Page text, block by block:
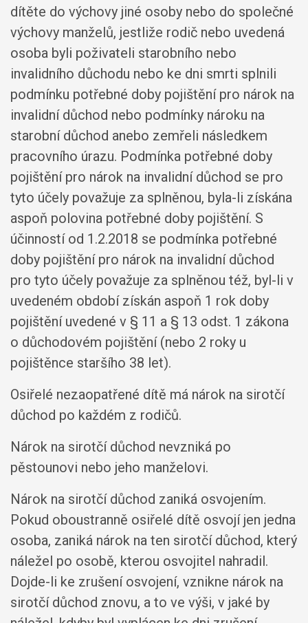
dítěte do výchovy jiné osoby nebo do společné
výchovy manželů, jestliže rodič nebo uvedená
osoba byli poživateli starobního nebo
invalidního důchodu nebo ke dni smrti splnili
podmínku potřebné doby pojištění pro nárok na
invalidní důchod nebo podmínky nároku na
starobní důchod anebo zemřeli následkem
pracovního úrazu. Podmínka potřebné doby
pojištění pro nárok na invalidní důchod se pro
tyto účely považuje za splněnou, byla-li získána
aspoň polovina potřebné doby pojištění. S
účinností od 1.2.2018 se podmínka potřebné
doby pojištění pro nárok na invalidní důchod
pro tyto účely považuje za splněnou též, byl-li v
uvedeném období získán aspoň 1 rok doby
pojištění uvedené v § 11 a § 13 odst. 1 zákona
o důchodovém pojištění (nebo 2 roky u
pojištěnce staršího 38 let).
Osiřelé nezaopatřené dítě má nárok na sirotčí
důchod po každém z rodičů.
Nárok na sirotčí důchod nevzniká po
pěstounovi nebo jeho manželovi.
Nárok na sirotčí důchod zaniká osvojením.
Pokud oboustranně osiřelé dítě osvojí jen jedna
osoba, zaniká nárok na ten sirotčí důchod, který
náležel po osobě, kterou osvojitel nahradil.
Dojde-li ke zrušení osvojení, vznikne nárok na
sirotčí důchod znovu, a to ve výši, v jaké by